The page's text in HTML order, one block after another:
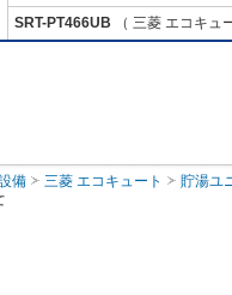
SRT-PT466UB （ 三菱 エコキュ
備 三菱 エコキュート 貯湯ユ